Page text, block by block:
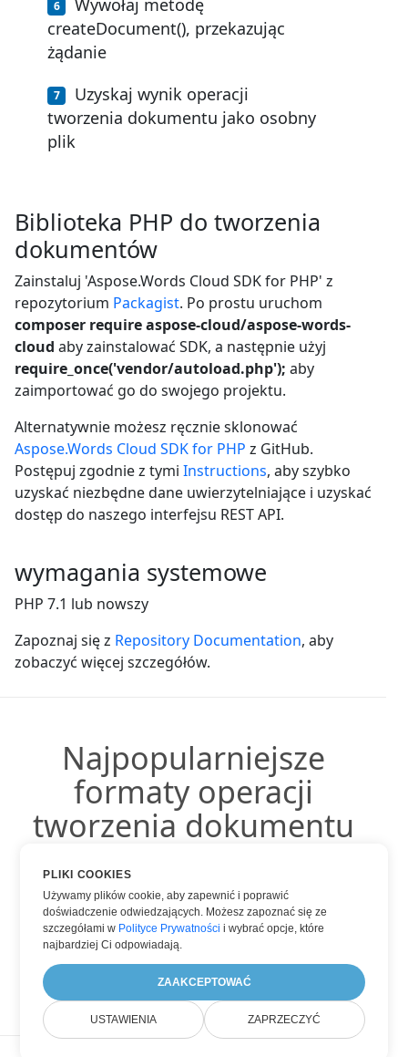
Wywołaj metodę
createDocument(), przekazując
żądanie
Uzyskaj wynik operacji
tworzenia dokumentu jako osobny
plik
Biblioteka PHP do tworzenia
dokumentów
Zainstaluj 'Aspose.Words Cloud SDK for PHP' z
repozytorium Packagist. Po prostu uruchom
composer require aspose-cloud/aspose-words-
cloud aby zainstalować SDK, a następnie użyj
require_once('vendor/autoload.php'); aby
zaimportować go do swojego projektu.
Alternatywnie możesz ręcznie sklonować
Aspose.Words Cloud SDK for PHP z GitHub.
Postępuj zgodnie z tymi Instructions, aby szybko
uzyskać niezbędne dane uwierzytelniające i uzyskać
dostęp do naszego interfejsu REST API.
wymagania systemowe
PHP 7.1 lub nowszy
Zapoznaj się z Repository Documentation, aby
zobaczyć więcej szczegółów.
Najpopularniejsze
formaty operacji
tworzenia dokumentu
Robić HTML
Robić PDF
Robić WORD
PLIKI COOKIES
Używamy plików cookie, aby zapewnić i poprawić
doświadczenie odwiedzających. Możesz zapoznać się ze
szczegółami w Polityce Prywatności i wybrać opcje, które
najbardziej Ci odpowiadają.
ZAAKCEPTOWAĆ
USTAWIENIA ZAPRZECZYĆ